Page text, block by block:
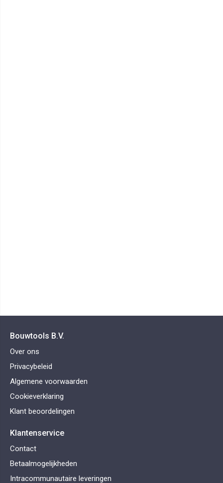
Bouwtools B.V.
Over ons
Privacybeleid
Algemene voorwaarden
Cookieverklaring
Klant beoordelingen
Klantenservice
Contact
Betaalmogelijkheden
Intracommunautaire leveringen